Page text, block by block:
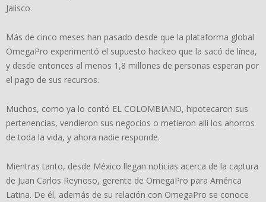
Jalisco.
Más de cinco meses han pasado desde que la plataforma global
OmegaPro experimentó el supuesto hackeo que la sacó de línea,
y desde entonces al menos 1,8 millones de personas esperan por
el pago de sus recursos.
Muchos, como ya lo contó EL COLOMBIANO, hipotecaron sus
pertenencias, vendieron sus negocios o metieron allí los ahorros
de toda la vida, y ahora nadie responde.
Mientras tanto, desde México llegan noticias acerca de la captura
de Juan Carlos Reynoso, gerente de OmegaPro para América
Latina. De él, además de su relación con OmegaPro se conoce